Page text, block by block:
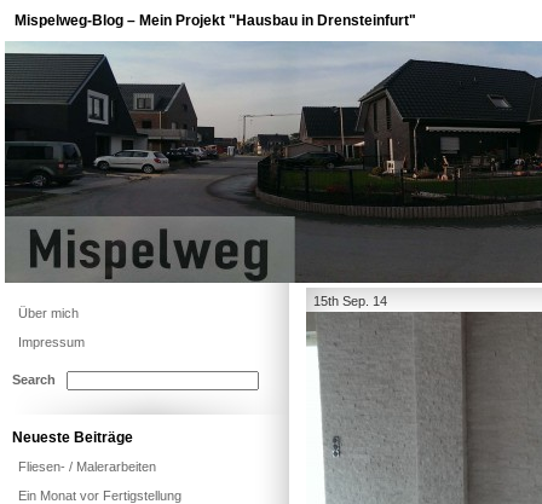
Mispelweg-Blog – Mein Projekt "Hausbau in Drensteinfurt"
15th Sep. 14
Über mich
Impressum
Search
Neueste Beiträge
Fliesen- / Malerarbeiten
Ein Monat vor Fertigstellung